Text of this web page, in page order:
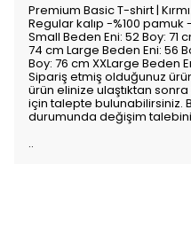
Premium Basic T-shirt |
Regular kalıp -%100 pamuk
Small Beden Eni: 52 Boy: 71
74 cm Large Beden Eni: 56
Boy: 76 cm XXLarge Beden
Sipariş etmiş olduğunuz
ürün elinize ulaştıktan
için talepte bulunabilirsiniz.
durumunda değişim
..